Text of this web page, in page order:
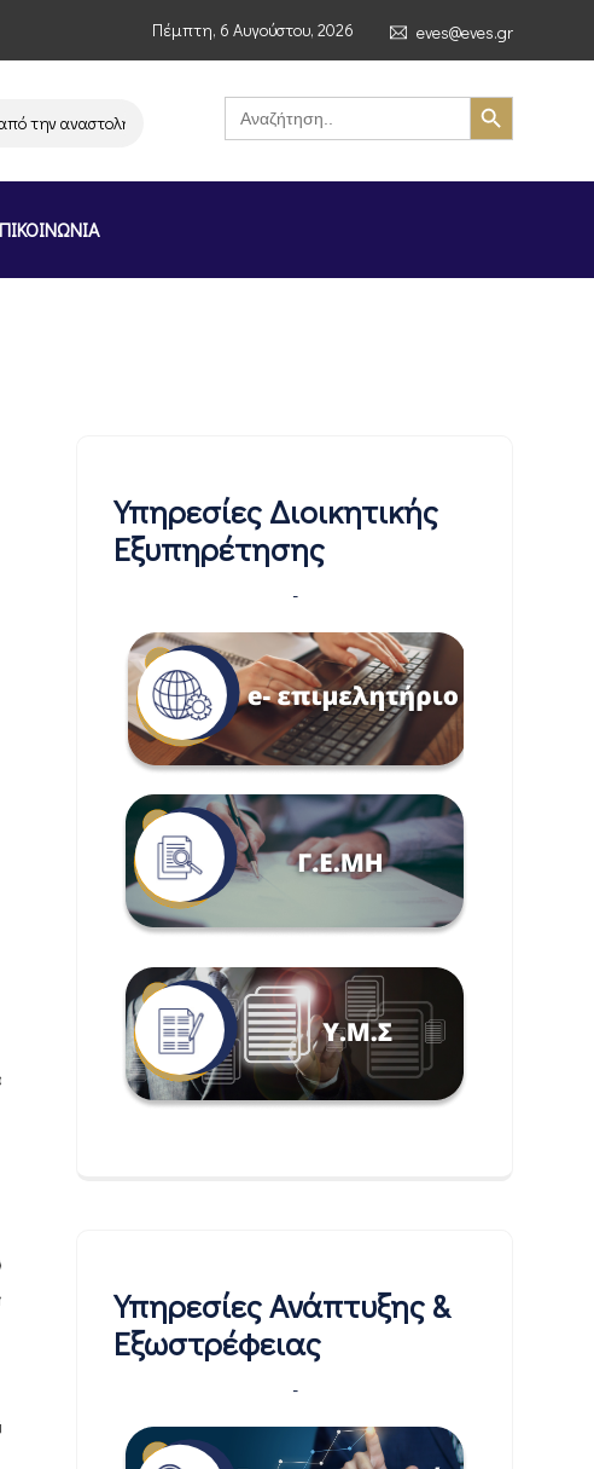
Πέμπτη, 6 Αυγούστου, 2026 eves@eves.gr
αναστολή λειτουργίας της αλυσίδας σούπερ μάρκετ MERE στην Ελλάδα –
Search
for:
Search Button
Υπηρεσίες Διοικητικής
Εξυπηρέτησης
-
Υπηρεσίες Ανάπτυξης &
Εξωστρέφειας
-